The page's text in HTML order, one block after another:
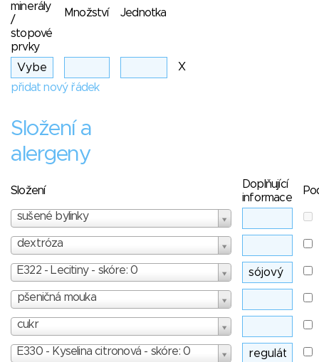
minerály
/
stopové
prvky
Množství Jednotka
X
přidat nový řádek
Složení a
alergeny
Složení
Doplňující
informace
sušené bylinky
dextróza
E322 - Lecitiny - skóre: 0
pšeničná mouka
cukr
E330 - Kyselina citronová - skóre: 0